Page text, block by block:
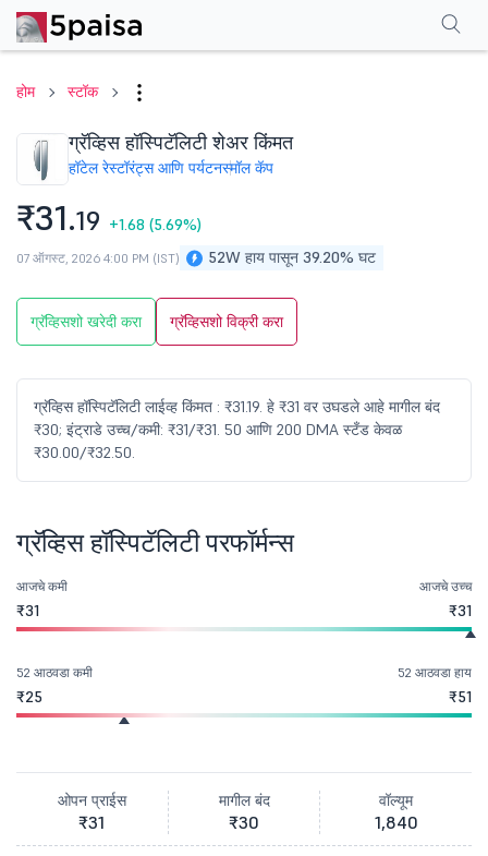
होम स्टॉक
ग्रॅव्हिस हॉस्पिटॅलिटी शेअर किंमत
हॉटेल रेस्टॉरंट्स आणि पर्यटनस्मॉल कॅप
₹31.19 +1.68 (5.69%)
52W हाय पासून 39.20% घट
07 ऑगस्ट, 2026 4:00 PM (IST)
ग्रॅव्हिसशो खरेदी करा ग्रॅव्हिसशो विक्री करा
ग्रॅव्हिस हॉस्पिटॅलिटी लाईव्ह किंमत : ₹31.19. हे ₹31 वर उघडले आहे मागील बंद
₹30; इंट्राडे उच्च/कमी: ₹31/₹31. 50 आणि 200 DMA स्टँड केवळ
₹30.00/₹32.50.
परफॉर्मन्सफायनान्शियल्स एफएक्यू
ग्रॅव्हिस हॉस्पिटॅलिटी परफॉर्मन्स
आजचे कमी
₹31
आजचे उच्च
₹31
52 आठवडा कमी
₹25
52 आठवडा हाय
₹51
ओपन प्राईस
₹31
मागील बंद
₹30
वॉल्यूम
1,840